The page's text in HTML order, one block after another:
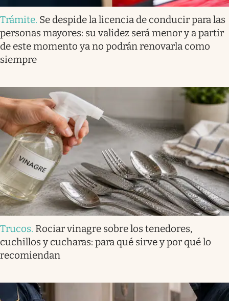
Trámite. Se despide la licencia de conducir para las
personas mayores: su validez será menor y a partir
de este momento ya no podrán renovarla como
siempre
Trucos. Rociar vinagre sobre los tenedores,
cuchillos y cucharas: para qué sirve y por qué lo
recomiendan